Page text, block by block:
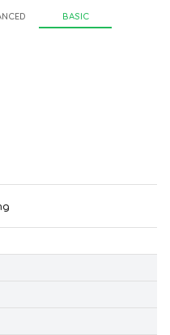
BASIC